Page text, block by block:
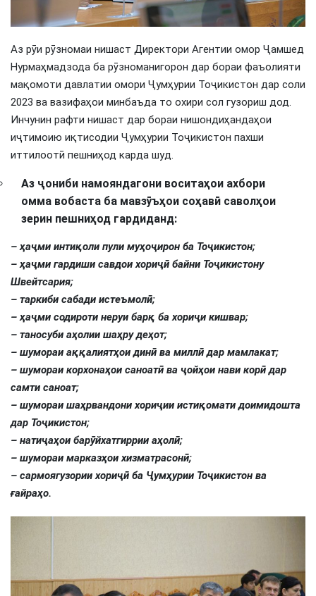
Аз рӯи рӯзномаи нишаст Директори Агентии омор Ҷамшед
Нурмаҳмадзода ба рӯзноманигорон дар бораи фаъолияти
мақомоти давлатии омори Ҷумҳурии Тоҷикистон дар соли
2023 ва вазифаҳои минбаъда то охири сол гузориш дод.
Инчунин рафти нишаст дар бораи нишондиҳандаҳои
иҷтимоию иқтисодии Ҷумҳурии Тоҷикистон пахши
иттилоотӣ пешниҳод карда шуд.
Аз ҷониби намояндагони воситаҳои ахбори
омма вобаста ба мавзӯъҳои соҳавӣ саволҳои
зерин пешниҳод гардиданд:
–ҳаҷми интиқоли пули муҳоҷирон ба Тоҷикистон;
–ҳаҷми гардиши савдои хориҷӣ байни Тоҷикистону
Швейтсария;
– таркиби сабади истеъмолӣ;
– ҳаҷми содироти неруи барқ ба хориҷи кишвар;
– таносуби аҳолии шаҳру деҳот;
– шумораи аққалиятҳои динӣ ва миллӣ дар мамлакат;
– шумораи корхонаҳои саноатӣ ва ҷойҳои нави корӣ дар
самти саноат;
– шумораи шаҳрвандони хориҷии истиқомати доимидошта
дар Тоҷикистон;
– натиҷаҳои барӯйхатгиррии аҳолӣ;
– шумораи марказҳои хизматрасонӣ;
– сармоягузории хориҷӣ ба Ҷумҳурии Тоҷикистон ва
ғайраҳо.